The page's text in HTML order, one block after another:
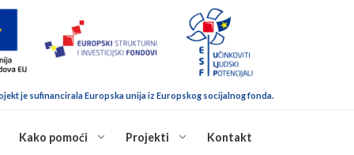
je sufinancirala Europska unija iz Europskog socijalnog fonda.
Kako pomoći Projekti Kontakt